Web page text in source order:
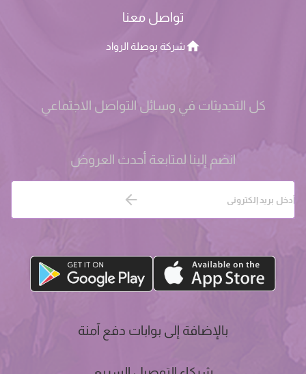
تواصل معنا
شركة بوصلة الرواد
كل التحديثات في وسائل التواصل الاجتماعي
انضم إلينا لمتابعة أحدث العروض
بالإضافة إلى بوابات دفع آمنة